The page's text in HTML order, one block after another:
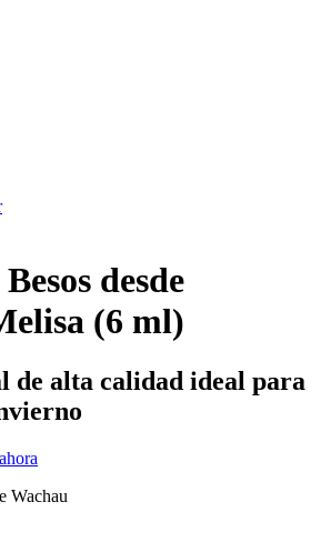
Besos desde
(6 ml)
de alta calidad ideal para
Wachau